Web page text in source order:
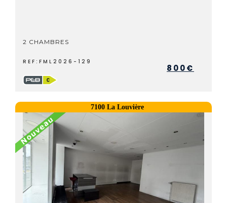
2 CHAMBRES
REF:FML2026-129
800€
7100 La Louvière